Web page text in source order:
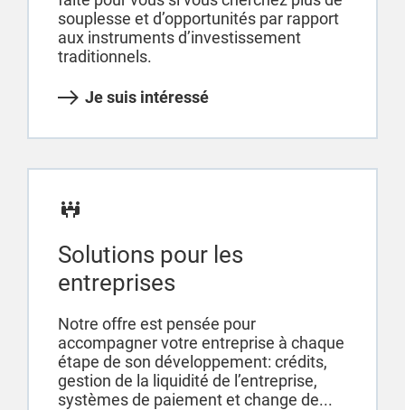
souplesse et d’opportunités par rapport
aux instruments d’investissement
traditionnels.
Je suis intéressé
Solutions pour les
entreprises
Notre offre est pensée pour
accompagner votre entreprise à chaque
étape de son développement: crédits,
gestion de la liquidité de l’entreprise,
systèmes de paiement et change de...